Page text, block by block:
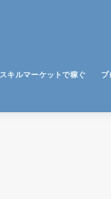
スキルマーケットで稼ぐ ブ
ア